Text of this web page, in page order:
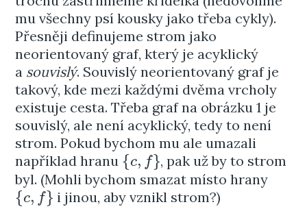
mu všechny psí kousky jako třeba cykly).
Přesněji definujeme strom jako
neorientovaný graf, který je acyklický
a souvislý. Souvislý neorientovaný graf je
takový, kde mezi každými dvěma vrcholy
existuje cesta. Třeba graf na obrázku 1 je
souvislý, ale není acyklický, tedy to není
strom. Pokud bychom mu ale umazali
například hranu {c, f}
{c,f }
, pak už by to strom
byl. (Mohli bychom smazat místo hrany
{c, f}
{c,f } i jinou, aby vznikl strom?)